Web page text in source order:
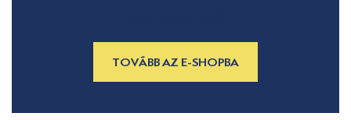
TOVÁBB AZ E-SHOPBA